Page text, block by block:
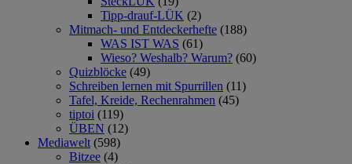
Tipp-drauf-LÜK (2)
Mitmach- und Entdeckerhefte (188)
WAS IST WAS (61)
Wieso? Weshalb? Warum? (60)
Quizblöcke (49)
Schreiben lernen mit Spurrillen (11)
Tafel, Kreide, Rechenrahmen (45)
tiptoi (119)
ÜBEN (12)
Mediawelt (598)
Bitzee (4)